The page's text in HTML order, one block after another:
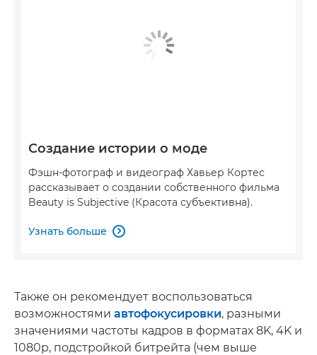
Создание истории о моде
Фэшн-фотограф и видеограф Хавьер Кортес
рассказывает о создании собственного фильма
Beauty is Subjective (Красота субъективна).
Узнать больше 
Также он рекомендует воспользоваться
возможностями автофокусировки, разными
значениями частоты кадров в форматах 8K, 4K и
1080p, подстройкой битрейта (чем выше